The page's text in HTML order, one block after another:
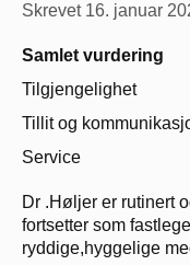
Skrevet 16. januar
Samlet vurdering
Tilgjengelighet
Tillit og
Service
Dr .Høljer er rutinert
fortsetter som
ryddige,hyggelige